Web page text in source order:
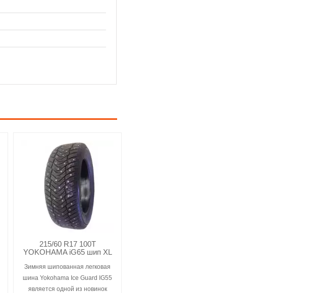
215/60 R17 100T
YOKOHAMA iG65 шип XL
Зимняя шипованная легковая
шина Yokohama Ice Guard IG55
является одной из новинок